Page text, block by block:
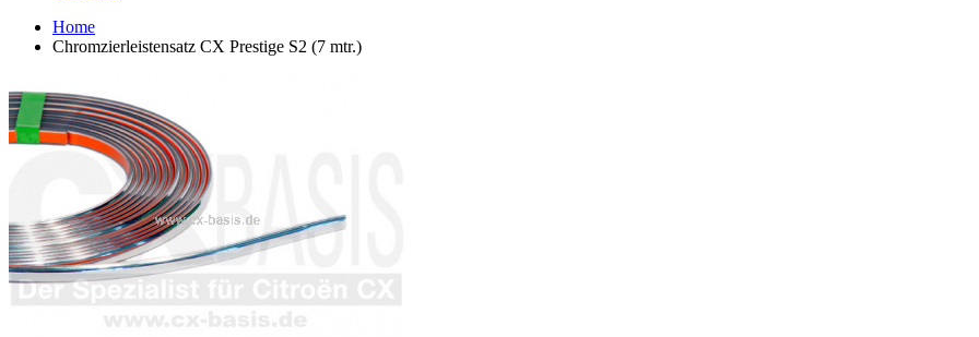
Home
Chromzierleistensatz CX Prestige S2 (7 mtr.)